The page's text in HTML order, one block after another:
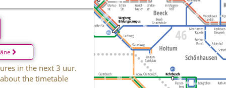
in the next 3 uur.
the timetable